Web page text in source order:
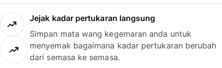
Jejak kadar pertukaran langsung
Simpan mata wang kegemaran anda untuk
menyemak bagaimana kadar pertukaran berubah
dari semasa ke semasa.